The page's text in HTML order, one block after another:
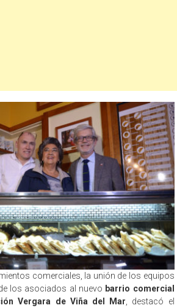
comerciales, la unión de los equipos
los asociados al nuevo barrio comercial
Vergara de Viña del Mar , destacó el